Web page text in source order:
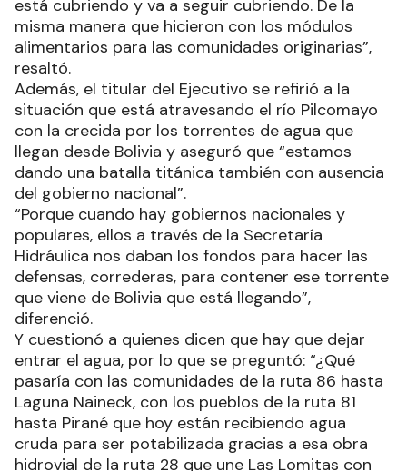
está cubriendo y va a seguir cubriendo. De la
misma manera que hicieron con los módulos
alimentarios para las comunidades originarias”,
resaltó.
Además, el titular del Ejecutivo se refirió a la
situación que está atravesando el río Pilcomayo
con la crecida por los torrentes de agua que
llegan desde Bolivia y aseguró que “estamos
dando una batalla titánica también con ausencia
del gobierno nacional”.
“Porque cuando hay gobiernos nacionales y
populares, ellos a través de la Secretaría
Hidráulica nos daban los fondos para hacer las
defensas, correderas, para contener ese torrente
que viene de Bolivia que está llegando”,
diferenció.
Y cuestionó a quienes dicen que hay que dejar
entrar el agua, por lo que se preguntó: “¿Qué
pasaría con las comunidades de la ruta 86 hasta
Laguna Naineck, con los pueblos de la ruta 81
hasta Pirané que hoy están recibiendo agua
cruda para ser potabilizada gracias a esa obra
hidrovial de la ruta 28 que une Las Lomitas con